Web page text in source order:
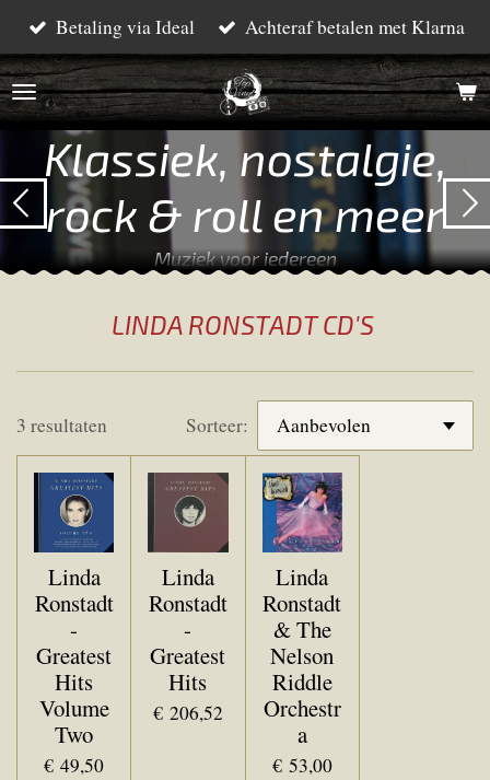
Ga
direct
naar
hoofdinhoud
Betaling via Ideal Achteraf betalen met Klarna
Klassiek, nostalgie,
rock & roll en meer
Muziek voor iedereen
LINDA RONSTADT CD'S
3 resultaten Sorteer:
Linda
Ronstadt
-
Greatest
Hits
Volume
Two
€ 49,50
Linda
Ronstadt
-
Greatest
Hits
€ 206,52
Linda
Ronstadt
& The
Nelson
Riddle
Orchestr
a
€ 53,00